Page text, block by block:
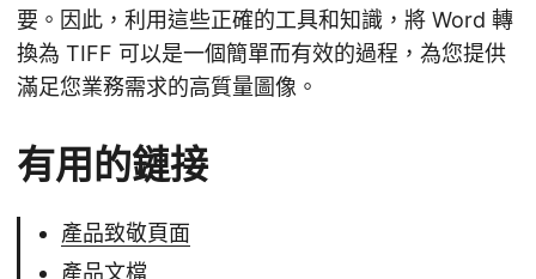
要。因此，利用這些正確的工具和知識，將 Word 轉
換為 TIFF 可以是一個簡單而有效的過程，為您提供
滿足您業務需求的高質量圖像。
有用的鏈接
產品致敬頁面
產品文檔